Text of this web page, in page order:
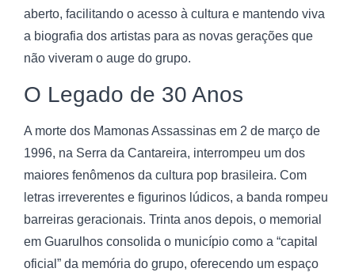
aberto, facilitando o acesso à cultura e mantendo viva
a biografia dos artistas para as novas gerações que
não viveram o auge do grupo.
O Legado de 30 Anos
A morte dos Mamonas Assassinas em 2 de março de
1996, na Serra da Cantareira, interrompeu um dos
maiores fenômenos da cultura pop brasileira. Com
letras irreverentes e figurinos lúdicos, a banda rompeu
barreiras geracionais. Trinta anos depois, o memorial
em Guarulhos consolida o município como a “capital
oficial” da memória do grupo, oferecendo um espaço